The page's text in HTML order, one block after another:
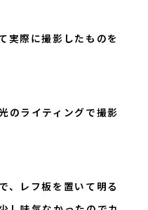
実際に撮影したものを
のライティングで撮影
、レフ板を置いて明る